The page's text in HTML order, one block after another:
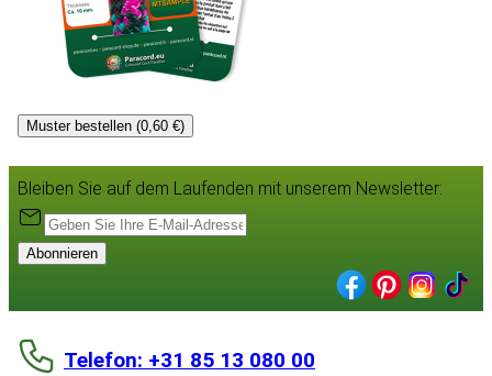
Muster bestellen (0,60 €)
Bleiben Sie auf dem Laufenden mit unserem Newsletter:
Abonnieren
Telefon: +31 85 13 080 00